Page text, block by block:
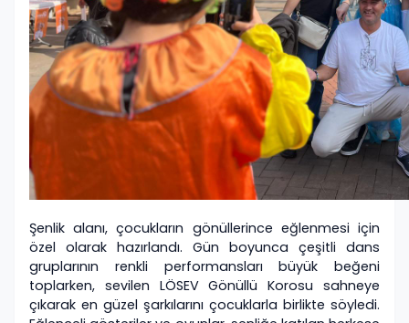
Şenlik alanı, çocukların gönüllerince eğlenmesi için
özel olarak hazırlandı. Gün boyunca çeşitli dans
gruplarının renkli performansları büyük beğeni
toplarken, sevilen LÖSEV Gönüllü Korosu sahneye
çıkarak en güzel şarkılarını çocuklarla birlikte söyledi.